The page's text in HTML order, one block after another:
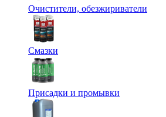
Очистители, обезжириватели
Смазки
Присадки и промывки